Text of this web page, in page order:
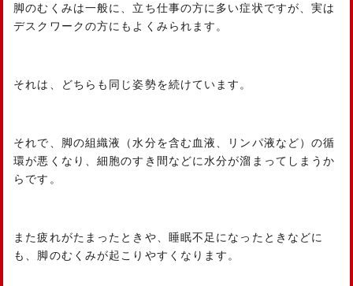
脚のむくみは一般に、立ち仕事の方に多い症状ですが、実は
デスクワークの方にもよくみられます。
それは、どちらも同じ姿勢を続けています。
それで、脚の組織液（水分を含む血液、リンパ液など）の循
環が悪くなり、細胞のすき間などに水分が溜まってしまうか
らです。
また疲れがたまったときや、睡眠不足になったときなどに
も、脚のむくみが起こりやすくなります。